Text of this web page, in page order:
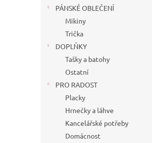
PÁNSKÉ OBLEČENÍ
Mikiny
Trička
DOPLŇKY
Tašky a batohy
Ostatní
PRO RADOST
Placky
Hrnečky a láhve
Kancelářské potřeby
Domácnost